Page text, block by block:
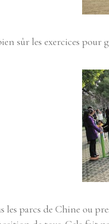
sûr les exercices pour
les parcs de Chine ou